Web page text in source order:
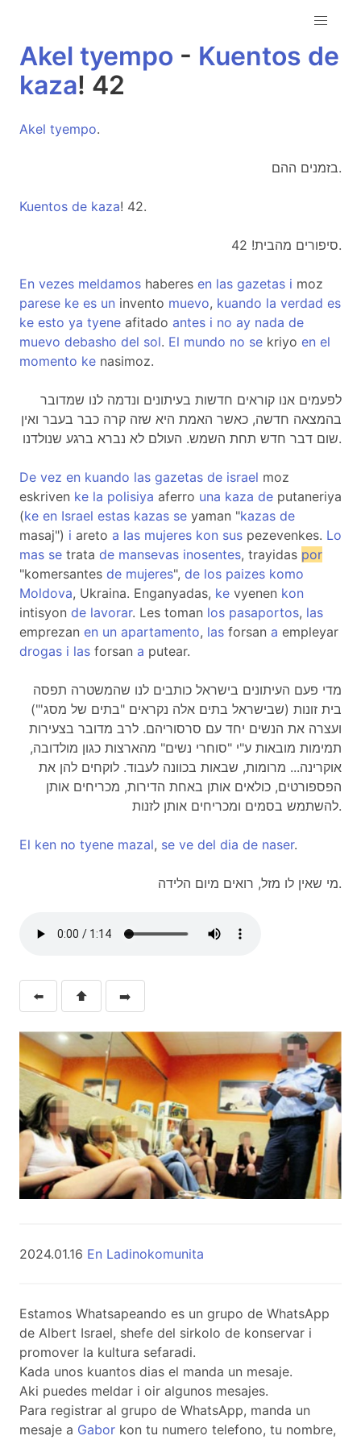
Akel tyempo - Kuentos de
kaza! 42
Akel tyempo.
בזמנים ההם.
Kuentos de kaza! 42.
סיפורים מהבית! 42.
En vezes meldamos haberes en las gazetas i moz
parese ke es un invento muevo, kuando la verdad es
ke esto ya tyene afitado antes i no ay nada de
muevo debasho del sol. El mundo no se kriyo en el
momento ke nasimoz.
לפעמים אנו קוראים חדשות בעיתונים ונדמה לנו שמדובר
בהמצאה חדשה, כאשר האמת היא שזה קרה כבר בעבר ואין
שום דבר חדש תחת השמש. העולם לא נברא ברגע שנולדנו.
De vez en kuando las gazetas de israel moz
eskriven ke la polisiya aferro una kaza de putaneriya
(ke en Israel estas kazas se yaman "kazas de
masaj") i areto a las mujeres kon sus pezevenkes. Lo
mas se trata de mansevas inosentes, trayidas por
"komersantes de mujeres", de los paizes komo
Moldova, Ukraina. Enganyadas, ke vyenen kon
intisyon de lavorar. Les toman los pasaportos, las
emprezan en un apartamento, las forsan a empleyar
drogas i las forsan a putear.
מדי פעם העיתונים בישראל כותבים לנו שהמשטרה תפסה
בית זונות (שבישראל בתים אלה נקראים "בתים של מסג'")
ועצרה את הנשים יחד עם סרסוריהם. לרב מדובר בצעירות
תמימות מובאות ע"י "סוחרי נשים" מהארצות כגון מולדובה,
אוקרינה... מרומות, שבאות בכוונה לעבוד. לוקחים להן את
הפספורטים, כולאים אותן באחת הדירות, מכריחים אותן
להשתמש בסמים ומכריחים אותן לזנות.
El ken no tyene mazal, se ve del dia de naser.
מי שאין לו מזל, רואים מיום הלידה.
⬅️ ⬆️ ➡️
2024.01.16 En Ladinokomunita
Estamos Whatsapeando es un grupo de WhatsApp
de Albert Israel, shefe del sirkolo de konservar i
promover la kultura sefaradi.
Kada unos kuantos dias el manda un mesaje.
Aki puedes meldar i oir algunos mesajes.
Para registrar al grupo de WhatsApp, manda un
mesaje a Gabor kon tu numero telefono, tu nombre,